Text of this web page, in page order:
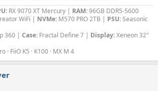
RX 9070 XT Mercury | RAM:96GB DDR5-5600
WiFi | NVMe: M570 PRO 2TB | PSU:Seasonic
360 | Case: Fractal Define 7 | Display:Xeneon 32"
· FiiO K5 · K100 · MX M 4